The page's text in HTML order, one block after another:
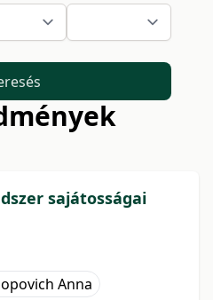
sajátosságai
Anna